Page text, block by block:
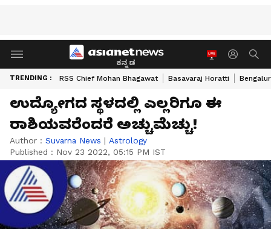
ಕನ್ನಡ
TRENDING : RSS Chief Mohan Bhagawat Basavaraj Horatti
ಉದ್ಯೋಗದ ಸ್ಥಳದಲ್ಲಿ ಎಲ್ಲರಿಗೂ ಈ
ರಾಶಿಯವರೆಂದರೆ ಅಚ್ಚುಮೆಚ್ಚು!
Author : Suvarna News | Astrology
Published : Nov 23 2022, 05:15 PM IST